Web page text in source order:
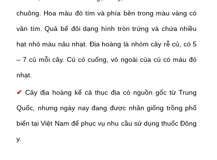
chuông. Hoa màu đỏ tím và phía bên trong màu vàng có
vân tím. Quả bế đôi dạng hình tròn trứng và chứa nhiều
hạt nhỏ màu nâu nhạt. Địa hoàng là nhóm cây rễ củ, có 5
– 7 củ mỗi cây. Củ có cuống, vỏ ngoài của củ có màu đỏ
nhạt.
✔Cây địa hoàng kể cả thục địa có nguồn gốc từ Trung
Quốc, nhưng ngày nay đang được nhân giống trồng phổ
biến tại Việt Nam để phục vụ nhu cầu sử dụng thuốc Đông
y.